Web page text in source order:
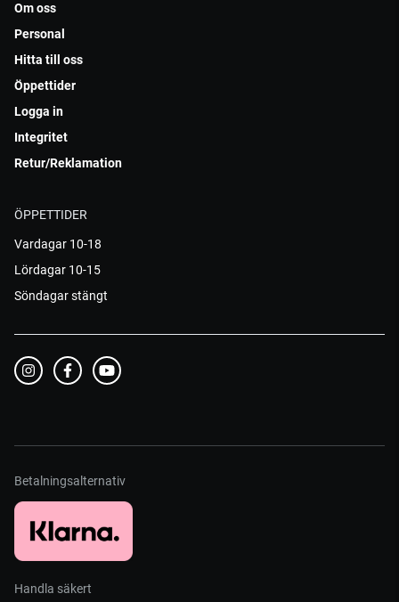
Om oss
Personal
Hitta till oss
Öppettider
Logga in
Integritet
Retur/Reklamation
ÖPPETTIDER
Vardagar 10-18
Lördagar 10-15
Söndagar stängt
Betalningsalternativ
Handla säkert